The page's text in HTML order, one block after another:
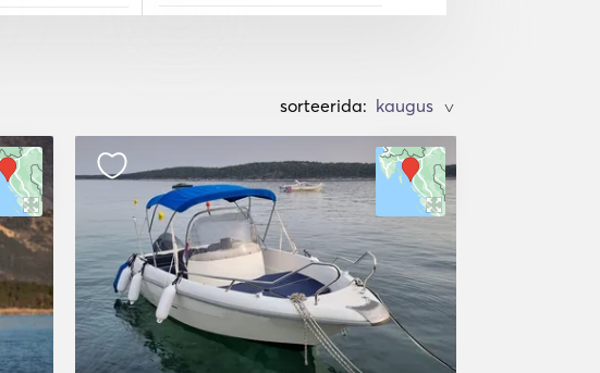
sorteerida: >